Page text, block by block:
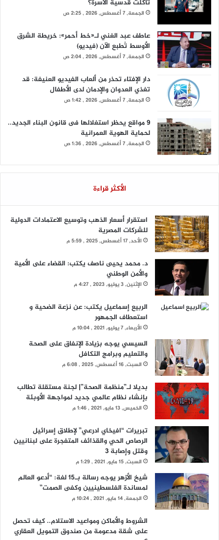
تآكلت قدسية الأسرة؟
الجمعة, 7 أغسطس, 2026 , 2:25 ص
عاطف عبد الغني لـ«خط أحمر»: خريطة الشرق
الأوسط تُطبع الآن (فيديو)
الجمعة, 7 أغسطس, 2026 , 2:04 ص
دار الإفتاء تحذر من ألعاب الفيديو العنيفة: قد
تغذي العدوان والإدمان لدى الأطفال
الجمعة, 7 أغسطس, 2026 , 1:42 ص
9 مواقع يحظر استغلالها فى قانون البناء الجديد..
لحماية الهوية العمرانية
الجمعة, 7 أغسطس, 2026 , 1:36 ص
الأكثر قراءة
استقرار أسعار الذهب وتوسيع الاعتمادات الدولية
للشركات المصرية
الأحد, 17 أغسطس, 2025 , 5:59 م
د. محمد يحيى ناصف يكتب: القضاء على الأمية
والأمن الوطني
الإثنين, 3 يوليو, 2023 , 4:27 م
الربيع إسماعيل يكتب: عن نزعة الضحية و
استعطاف الجمهور
الأربعاء, 7 يوليو, 2021 , 10:04 م
السيسي يوجه بزيادة الإنفاق على الصحة
والتعليم وبرامج التكافل
السبت, 16 أغسطس, 2025 , 6:08 م
بديلا لـ”منظمة الصحة”| لجنة مستقلة تطالب
بإنشاء نظام عالمي جديد لمواجهة الأوبئة
الخميس, 13 مايو, 2021 , 1:46 م
تبريرات “افيخاي ادرعي” لإطلاق إسرائيل
الرصاص الحي والقذائف المتفجرة على لبنانيين
وقتل وإصابة 3
السبت, 15 مايو, 2021 , 1:29 م
شيخ الأزهر يوجه رسالة بـ15 لغة: “أدعو العالم
لمساندة الفلسطينيين وكفى الصمت”
الجمعة, 14 مايو, 2021 , 10:24 م
الشروط والأماكن ومواعيد الاستلام.. كيف تحصل
على شقة مدعومة من صندوق التمويل العقاري